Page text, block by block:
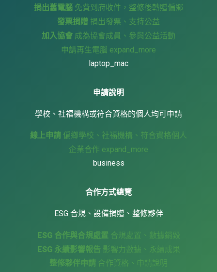
捐出舊電腦 免費到府收件，整修後轉贈偏鄉
發票捐贈 捐出發票、支持公益
加入協會 成為協會成員、參與公益活動
申請再生電腦 expand_more
laptop_mac
申請說明
學校、社福機構或符合資格的個人均可申請
線上申請 偏鄉學校、社福機構、符合資格個人
企業合作 expand_more
business
合作方式總覽
ESG 合規、設備捐贈、整修夥伴
ESG 合作與合規處置 合規處置、數據銷毀
ESG 永續影響報告 影響力數據、永續成果
整修夥伴申請 合作資格、申請說明